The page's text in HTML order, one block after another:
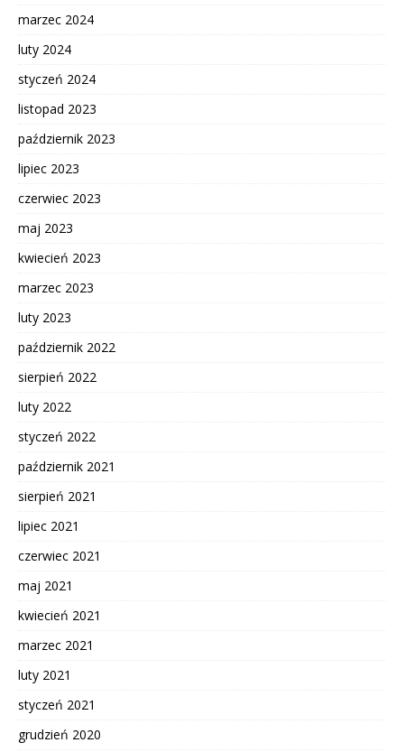
marzec 2024
luty 2024
styczeń 2024
listopad 2023
październik 2023
lipiec 2023
czerwiec 2023
maj 2023
kwiecień 2023
marzec 2023
luty 2023
październik 2022
sierpień 2022
luty 2022
styczeń 2022
październik 2021
sierpień 2021
lipiec 2021
czerwiec 2021
maj 2021
kwiecień 2021
marzec 2021
luty 2021
styczeń 2021
grudzień 2020